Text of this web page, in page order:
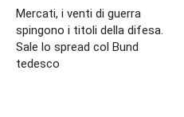
Mercati, i venti di guerra
spingono i titoli della difesa.
Sale lo spread col Bund
tedesco